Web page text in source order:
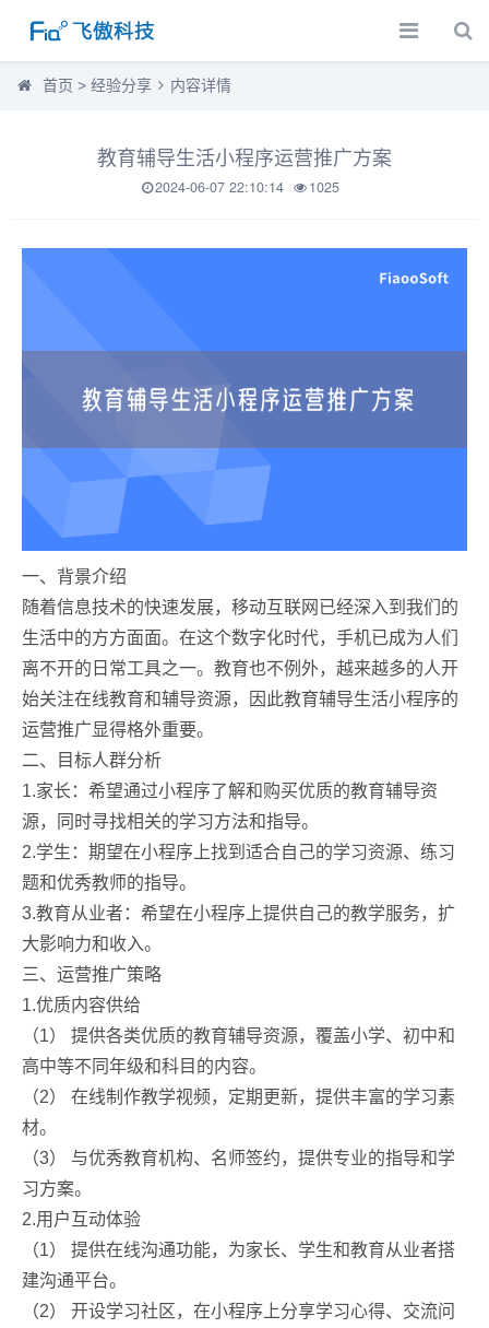
首页 > 经验分享 内容详情
教育辅导生活小程序运营推广方案
2024-06-07 22:10:14 1025
一、背景介绍
随着信息技术的快速发展，移动互联网已经深入到我们的
生活中的方方面面。在这个数字化时代，手机已成为人们
离不开的日常工具之一。教育也不例外，越来越多的人开
始关注在线教育和辅导资源，因此教育辅导生活小程序的
运营推广显得格外重要。
二、目标人群分析
1.家长：希望通过小程序了解和购买优质的教育辅导资
源，同时寻找相关的学习方法和指导。
2.学生：期望在小程序上找到适合自己的学习资源、练习
题和优秀教师的指导。
3.教育从业者：希望在小程序上提供自己的教学服务，扩
大影响力和收入。
三、运营推广策略
1.优质内容供给
（1） 提供各类优质的教育辅导资源，覆盖小学、初中和
高中等不同年级和科目的内容。
（2） 在线制作教学视频，定期更新，提供丰富的学习素
材。
（3） 与优秀教育机构、名师签约，提供专业的指导和学
习方案。
2.用户互动体验
（1） 提供在线沟通功能，为家长、学生和教育从业者搭
建沟通平台。
（2） 开设学习社区，在小程序上分享学习心得、交流问